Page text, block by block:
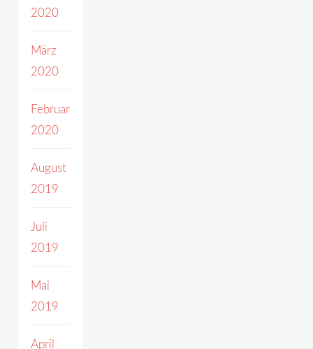
2020
März
2020
Februar
2020
August
2019
Juli
2019
Mai
2019
April